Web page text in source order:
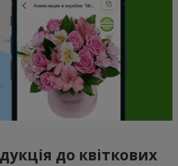
до квіткових